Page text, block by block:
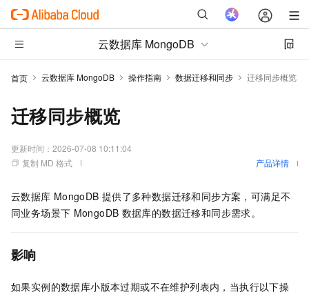
云数据库 MongoDB
首页 云数据库 MongoDB 操作指南 数据迁移和同步 迁移同步概览
迁移同步概览
更新时间： 2026-07-08 10:11:04
复制 MD 格式
产品详情
云数据库 MongoDB 提供了多种数据迁移和同步方案，可满足不
同业务场景下 MongoDB 数据库的数据迁移和同步需求。
影响
如果实例的数据库小版本过期或不在维护列表内，当执行以下操